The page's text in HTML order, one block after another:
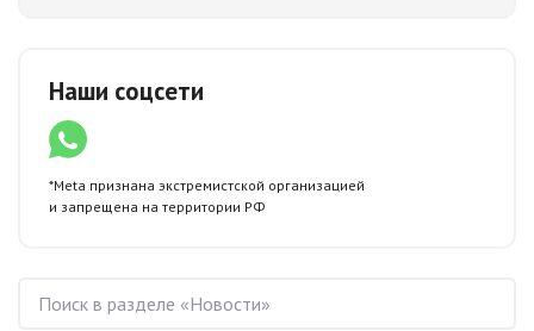
Наши соцсети
*Meta признана экстремистской организацией
и запрещена на территории РФ